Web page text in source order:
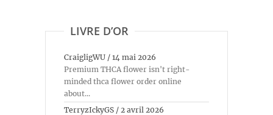
LIVRE D’OR
CraigligWU / 14 mai 2026
Premium THCA flower isn't right-
minded thca flower order online
about...
TerryzIckyGS / 2 avril 2026